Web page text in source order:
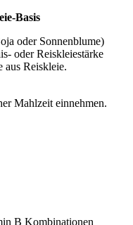
Basis
oder Sonnenblume)
oder Reiskleiestärke
aus Reiskleie.
Mahlzeit einnehmen.
B Kombinationen